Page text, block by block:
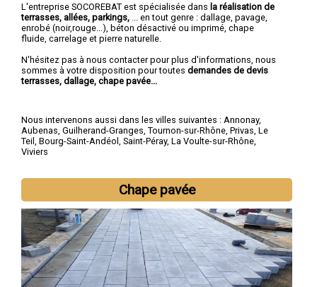
L'entreprise SOCOREBAT est spécialisée dans la réalisation de
terrasses, allées, parkings, ... en tout genre : dallage, pavage,
enrobé (noir,rouge...), béton désactivé ou imprimé, chape
fluide, carrelage et pierre naturelle.
N'hésitez pas à nous contacter pour plus d'informations, nous
sommes à votre disposition pour toutes demandes de devis
terrasses, dallage, chape pavée...
Nous intervenons aussi dans les villes suivantes : Annonay,
Aubenas, Guilherand-Granges, Tournon-sur-Rhône, Privas, Le
Teil , Bourg-Saint-Andéol , Saint-Péray, La Voulte-sur-Rhône,
Viviers
Chape pavée